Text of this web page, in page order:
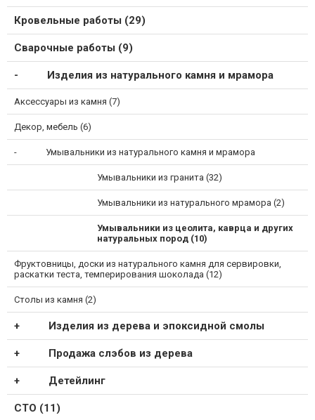
Кровельные работы (29)
Сварочные работы (9)
Изделия из натурального камня и мрамора
Аксессуары из камня (7)
Декор, мебель (6)
Умывальники из натурального камня и мрамора
Умывальники из гранита (32)
Умывальники из натурального мрамора (2)
Умывальники из цеолита, каврца и других
натуральных пород (10)
Фруктовницы, доски из натурального камня для сервировки,
раскатки теста, темперирования шоколада (12)
Столы из камня (2)
Изделия из дерева и эпоксидной смолы
Продажа слэбов из дерева
Детейлинг
СТО (11)